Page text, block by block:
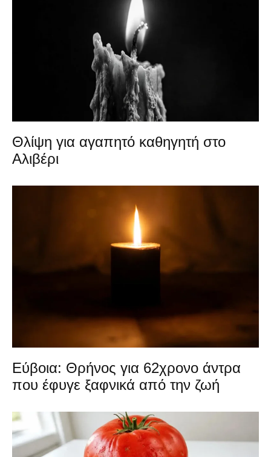
Θλίψη για αγαπητό καθηγητή στο
Αλιβέρι
Εύβοια: Θρήνος για 62χρονο άντρα
που έφυγε ξαφνικά από την ζωή